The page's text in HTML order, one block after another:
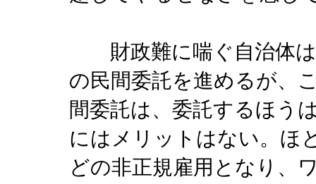
財政難に喘ぐ自治体は
の民間委託を進めるが、
間委託は、委託するほう
にはメリットはない。ほ
どの非正規雇用となり、